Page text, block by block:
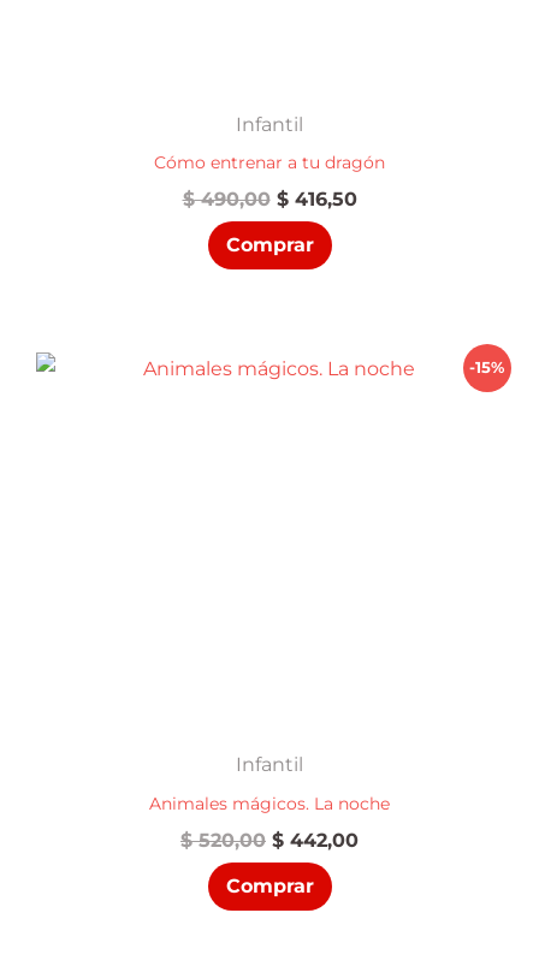
Infantil
Cómo entrenar a tu dragón
$490,00 El
precio
original
era:
$416,50El
Comprar
-15%
Infantil
Animales mágicos. La noche
$520,00 El
precio
original
era:
$ 442,00El
Comprar